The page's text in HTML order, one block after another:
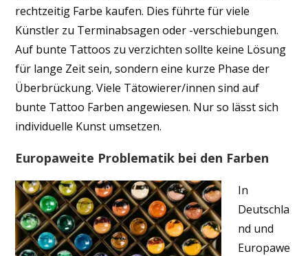
rechtzeitig Farbe kaufen. Dies führte für viele
Künstler zu Terminabsagen oder -verschiebungen.
Auf bunte Tattoos zu verzichten sollte keine Lösung
für lange Zeit sein, sondern eine kurze Phase der
Überbrückung. Viele Tätowierer/innen sind auf
bunte Tattoo Farben angewiesen. Nur so lässt sich
individuelle Kunst umsetzen.
Europaweite Problematik bei den Farben
In
Deutschla
nd und
Europawe